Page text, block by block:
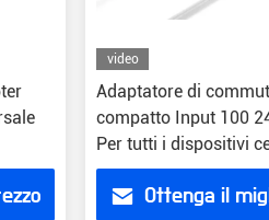
video
Adaptatore di
compatto Input 100
Per tutti i dispositivi
CE/FCC/RoHS
Ottenga il